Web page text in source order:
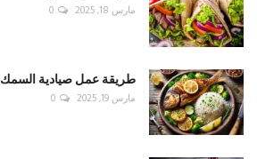
مارس 18, 2025 0
طريقة عمل صيادية السمك
مارس 19, 2025 0